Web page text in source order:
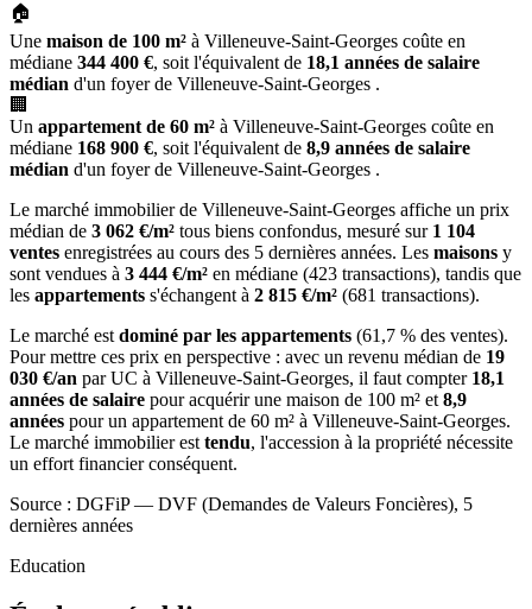
🏠
Une maison de 100 m² à Villeneuve-Saint-Georges coûte en
médiane 344 400 €, soit l'équivalent de 18,1 années de salaire
médian d'un foyer de Villeneuve-Saint-Georges .
🏢
Un appartement de 60 m² à Villeneuve-Saint-Georges coûte en
médiane 168 900 €, soit l'équivalent de 8,9 années de salaire
médian d'un foyer de Villeneuve-Saint-Georges .
Le marché immobilier de Villeneuve-Saint-Georges affiche un prix
médian de 3 062 €/m² tous biens confondus, mesuré sur 1 104
ventes enregistrées au cours des 5 dernières années. Les maisons y
sont vendues à 3 444 €/m² en médiane (423 transactions), tandis que
les appartements s'échangent à 2 815 €/m² (681 transactions).
Le marché est dominé par les appartements (61,7 % des ventes).
Pour mettre ces prix en perspective : avec un revenu médian de 19
030 €/an par UC à Villeneuve-Saint-Georges, il faut compter 18,1
années de salaire pour acquérir une maison de 100 m² et 8,9
années pour un appartement de 60 m² à Villeneuve-Saint-Georges.
Le marché immobilier est tendu, l'accession à la propriété nécessite
un effort financier conséquent.
Source : DGFiP — DVF (Demandes de Valeurs Foncières), 5
dernières années
Education